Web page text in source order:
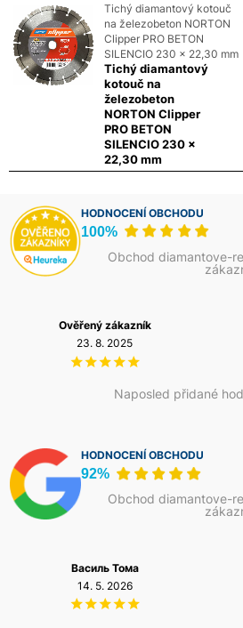
Tichý diamantový kotouč
na železobeton NORTON
Clipper PRO BETON
SILENCIO 230 x 22,30 mm
Tichý diamantový
kotouč na
železobeton
NORTON Clipper
PRO BETON
SILENCIO 230 x
22,30 mm
HODNOCENÍ OBCHODU
100%
Obchod diamantove-
Naposled přidané
Ověřený zákazník
23. 8. 2025
HODNOCENÍ OBCHODU
92%
Obchod diamantove-
Василь Тома
14. 5. 2026